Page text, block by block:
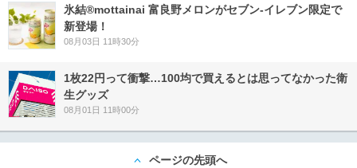
氷結®mottainai 富良野メロンがセブン‐イレブン限定で
新登場！
08月03日 11時30分
1枚22円って衝撃…100均で買えるとは思ってなかった衛
生グッズ
08月01日 11時00分
ページの先頭へ